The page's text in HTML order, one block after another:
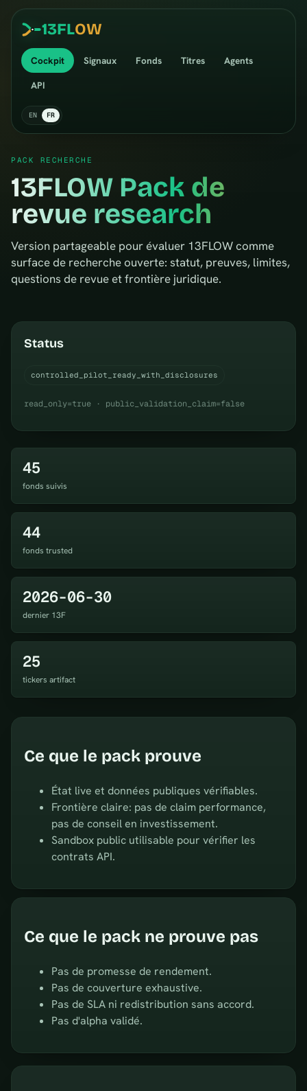
13FLOW
Cockpit Signaux Fonds Titres
Agents
API
EN FR
PACK RECHERCHE
13FLOW Pack de
revue research
Version partageable pour évaluer 13FLOW comme
surface de recherche ouverte: statut, preuves, limites,
questions de revue et frontière juridique.
Status
controlled_pilot_ready_with_disclosures
read_only=true · public_validation_claim=false
45
fonds suivis
44
fonds trusted
2026-06-30
dernier 13F
25
tickers artifact
Ce que le pack prouve
État live et données publiques vérifiables.
Frontière claire: pas de claim performance,
pas de conseil en investissement.
Sandbox public utilisable pour vérifier les
contrats API.
Ce que le pack ne prouve pas
Pas de promesse de rendement.
Pas de couverture exhaustive.
Pas de SLA ni redistribution sans accord.
Pas d'alpha validé.